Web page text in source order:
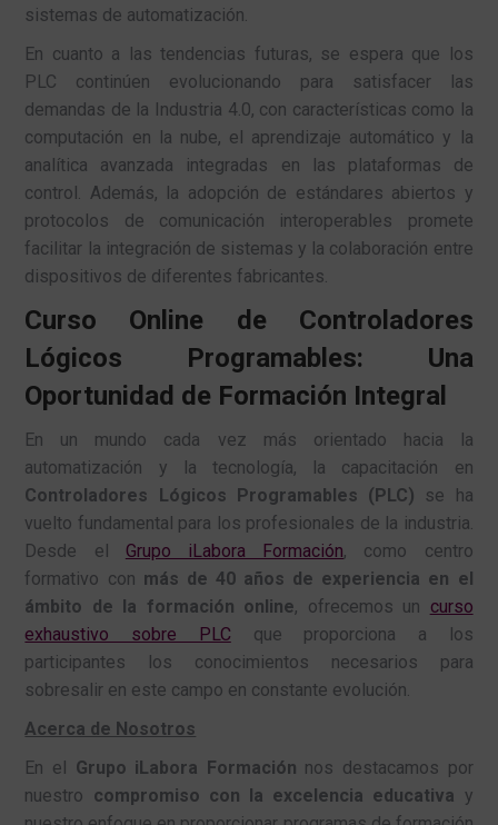
sistemas de automatización.
En cuanto a las tendencias futuras, se espera que los
PLC continúen evolucionando para satisfacer las
demandas de la Industria 4.0, con características como la
computación en la nube, el aprendizaje automático y la
analítica avanzada integradas en las plataformas de
control. Además, la adopción de estándares abiertos y
protocolos de comunicación interoperables promete
facilitar la integración de sistemas y la colaboración entre
dispositivos de diferentes fabricantes.
Curso Online de Controladores
Lógicos Programables: Una
Oportunidad de Formación Integral
En un mundo cada vez más orientado hacia la
automatización y la tecnología, la capacitación en
Controladores Lógicos Programables (PLC) se ha
vuelto fundamental para los profesionales de la industria.
Desde el Grupo iLabora Formación, como centro
formativo con más de 40 años de experiencia en el
ámbito de la formación online, ofrecemos un curso
exhaustivo sobre PLC que proporciona a los
participantes los conocimientos necesarios para
sobresalir en este campo en constante evolución.
Acerca de Nosotros
En el Grupo iLabora Formación nos destacamos por
nuestro compromiso con la excelencia educativa y